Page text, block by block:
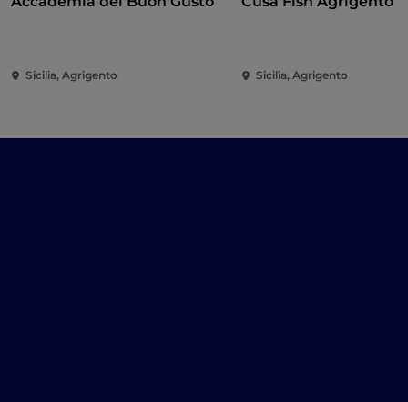
Sicilia, Agrigento Sicilia, Agrigento